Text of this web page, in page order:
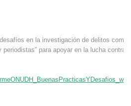
en la investigación de delitos
para apoyar en la lucha contra